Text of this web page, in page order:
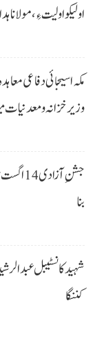
اولیکو اولیت
مکہ اسیجائی دفاعی
وزیر خزانہ و
جشنِ
بنا
شہید کانسٹیبل
کننگا